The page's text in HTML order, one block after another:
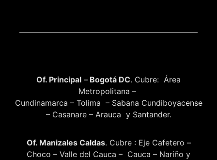
Of. Principal – Bogotá DC. Cubre: Área
Metropolitana –
Cundinamarca – Tolima – Sabana Cundiboyacense
– Casanare – Arauca y Santander.
Of. Manizales Caldas. Cubre : Eje Cafetero –
Choco – Valle del Cauca – Cauca – Nariño y